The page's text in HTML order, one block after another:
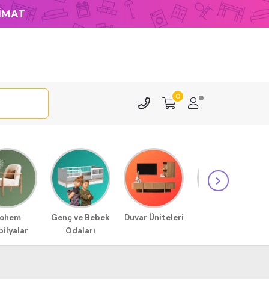
0
Genç ve Bebek
Odaları
Duvar Üniteleri